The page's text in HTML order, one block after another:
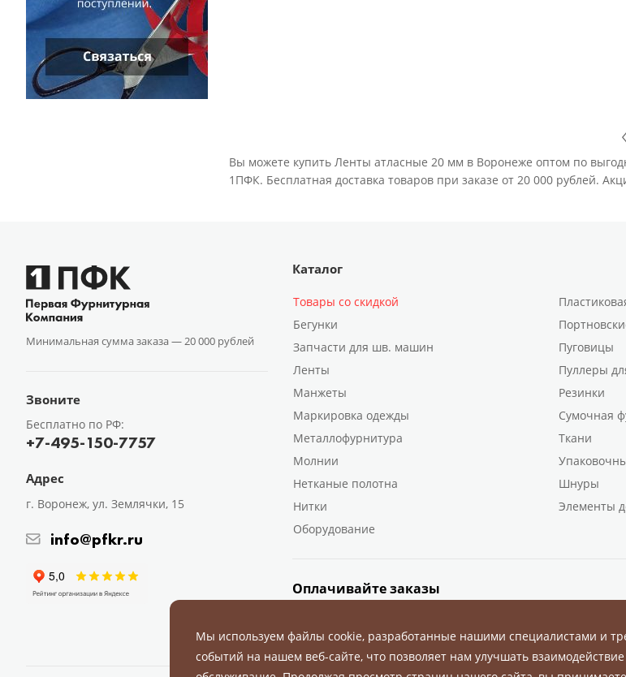
Вы можете купить Ленты атласные 20 мм в Воронеже оптом по
1ПФК. Бесплатная доставка товаров при заказе от 20 000 рублей.
Минимальная сумма заказа —20 000 рублей
Звоните
Бесплатно по РФ:
+7-495-150-7757
Адрес
г. Воронеж, ул. Землячки, 15
info@pfkr.ru
Каталог
Товары со скидкой
Бегунки
Запчасти для шв. машин
Ленты
Манжеты
Маркировка одежды
Металлофурнитура
Молнии
Нетканые полотна
Нитки
Оборудование
Пуговицы
Пуллеры
Резинки
Сумочная
Ткани
Шнуры
Элементы
Оплачивайте заказы
Мы используем файлы cookie, разработанные нашими специалистами и
событий на нашем веб-сайте, что позволяет нам улучшать